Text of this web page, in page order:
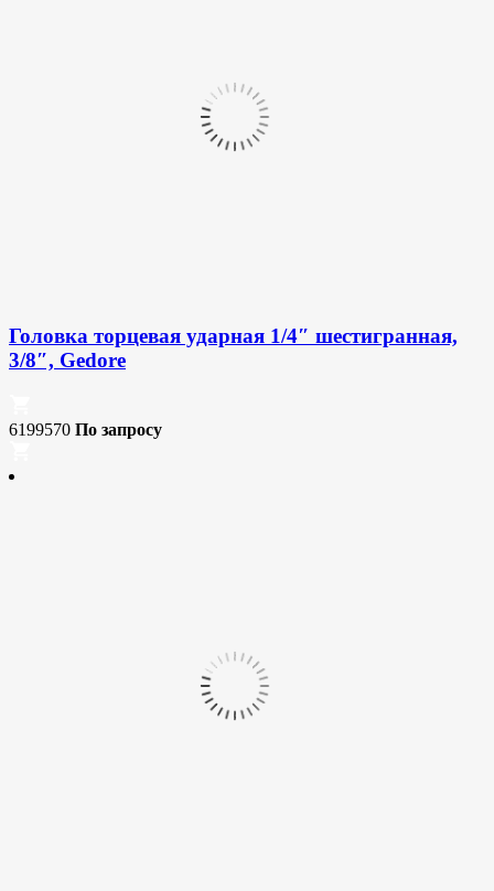
Головка торцевая ударная 1/4″ шестигранная,
3/8″, Gedore
6199570 По запросу